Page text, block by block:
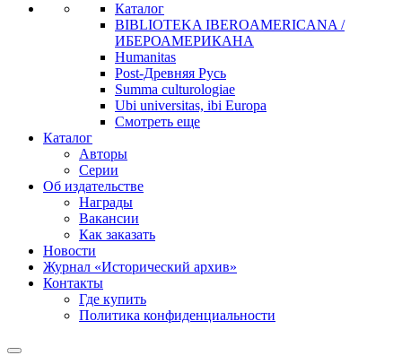
Каталог
BIBLIOTEKA IBEROAMERICANA /
ИБЕРОАМЕРИКАНА
Humanitas
Post-Древняя Русь
Summa culturologiae
Ubi universitas, ibi Europa
Смотреть еще
Каталог
Авторы
Серии
Об издательстве
Награды
Вакансии
Как заказать
Новости
Журнал «Исторический архив»‎
Контакты
Где купить
Политика конфиденциальности
Меню